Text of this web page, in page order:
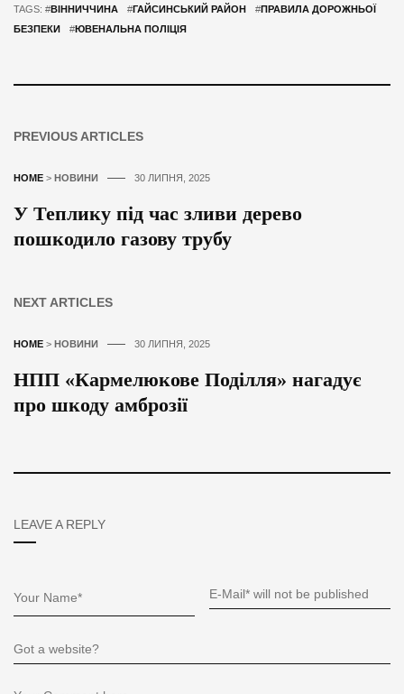
TAGS: #ВІННИЧЧИНА #ГАЙСИНСЬКИЙ РАЙОН #ПРАВИЛА ДОРОЖНЬОЇ
БЕЗПЕКИ
#ЮВЕНАЛЬНА ПОЛІЦІЯ
PREVIOUS ARTICLES
HOME > НОВИНИ 30 ЛИПНЯ, 2025
У Теплику під час зливи дерево
пошкодило газову трубу
NEXT ARTICLES
HOME > НОВИНИ 30 ЛИПНЯ, 2025
НПП «Кармелюкове Поділля» нагадує
про шкоду амброзії
LEAVE A REPLY